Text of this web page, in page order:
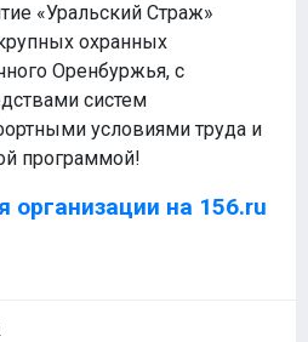
«Уральский Страж»
охранных
Оренбуржья, с
систем
условиями труда и
программой!
организации на 156.ru